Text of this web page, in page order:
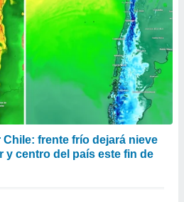
frente frío dejará nieve
y centro del país este fin de